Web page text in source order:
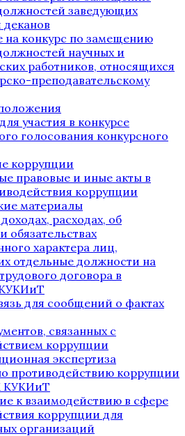
заведующих
на конкурс по замещению
научных и
работников, относящихся
преподавательскому
участия в конкурсе
голосования конкурсного
коррупции
правовые и иные акты в
коррупции
материалы
расходах, об
обязательствах
характера лиц,
отдельные должности на
договора в
для сообщений о фактах
связанных с
коррупции
экспертиза
противодействию коррупции
КУКИиТ
к взаимодействию в сфере
коррупции для
организаций